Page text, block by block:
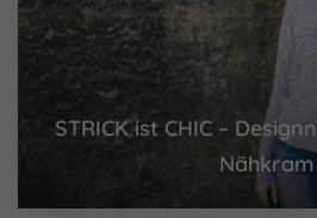
STRICK ist CHIC –
Nähkram